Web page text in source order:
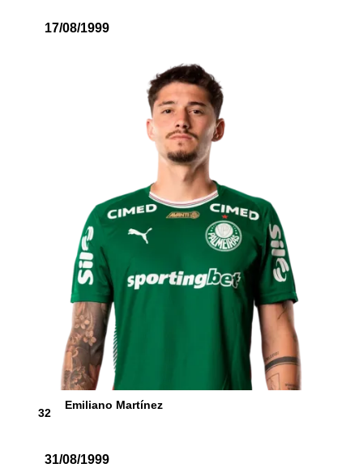
17/08/1999
32
Emiliano Martínez
31/08/1999